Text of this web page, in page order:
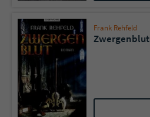
Frank Rehfeld
Zwergenblut